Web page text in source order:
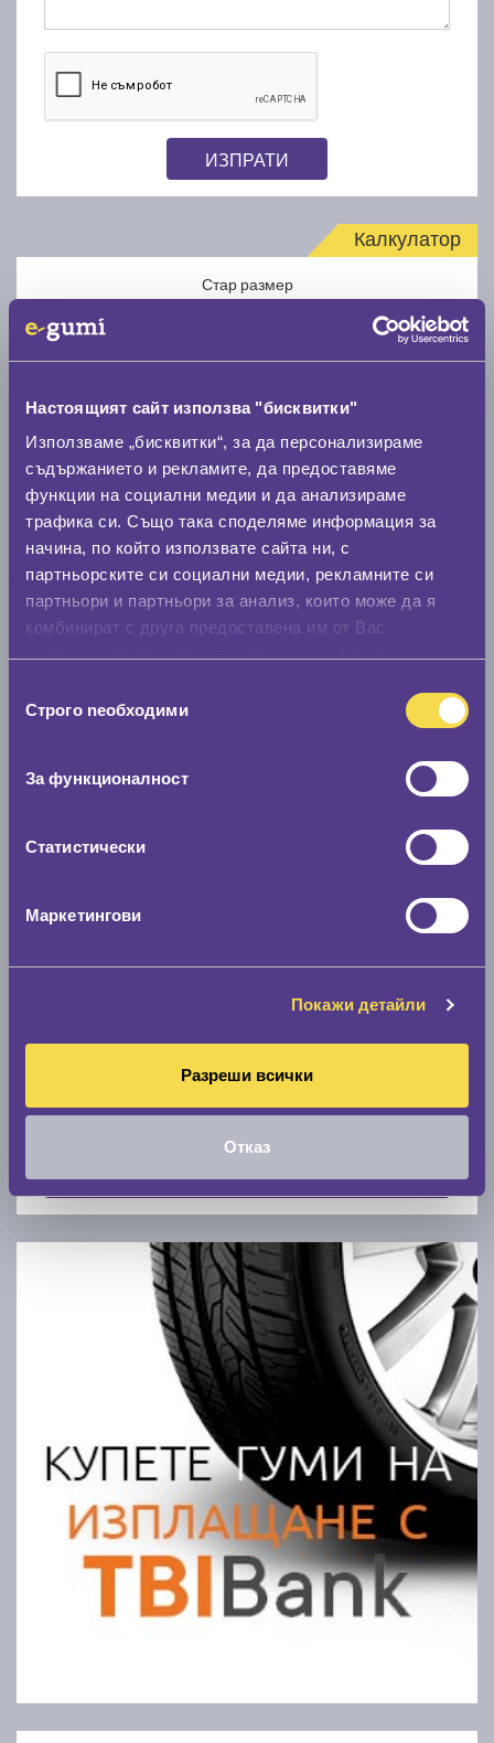
Настоящият сайт използва "бисквитки"
Използваме „бисквитки“, за да персонализираме
съдържанието и рекламите, да предоставяме
функции на социални медии и да анализираме
трафика си. Също така споделяме информация за
начина, по който използвате сайта ни, с
партньорските си социални медии, рекламните си
партньори и партньори за анализ, които може да я
комбинират с друга предоставена им от Вас
наСтрого nеобходими
За функционалност
Статистически
Маркетингови
Покажи детайли
Разреши всички
Отказ
ИЗПРАТИ
Калкулатор
Стар размер
Нов размер
Стар размер
Скоростомер при 100
Покажи гуми